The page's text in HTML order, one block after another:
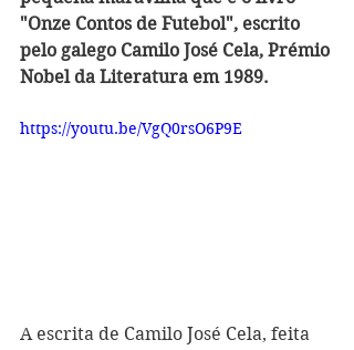
"Onze Contos de Futebol", escrito
pelo galego Camilo José Cela, Prémio
Nobel da Literatura em 1989.
https://youtu.be/VgQ0rsO6P9E
A escrita de Camilo José Cela, feita